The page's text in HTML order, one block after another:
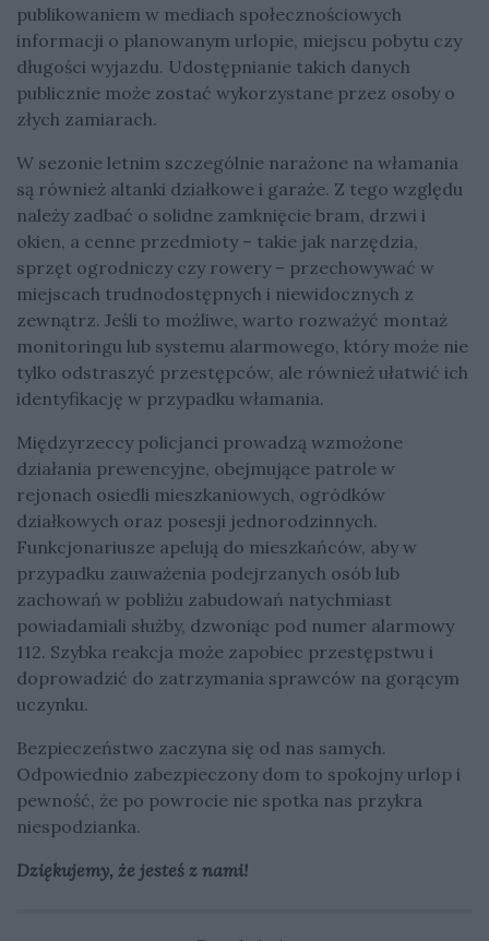
publikowaniem w mediach społecznościowych
informacji o planowanym urlopie, miejscu pobytu czy
długości wyjazdu. Udostępnianie takich danych
publicznie może zostać wykorzystane przez osoby o
złych zamiarach.
W sezonie letnim szczególnie narażone na włamania
są również altanki działkowe i garaże. Z tego względu
należy zadbać o solidne zamknięcie bram, drzwi i
okien, a cenne przedmioty – takie jak narzędzia,
sprzęt ogrodniczy czy rowery – przechowywać w
miejscach trudnodostępnych i niewidocznych z
zewnątrz. Jeśli to możliwe, warto rozważyć montaż
monitoringu lub systemu alarmowego, który może nie
tylko odstraszyć przestępców, ale również ułatwić ich
identyfikację w przypadku włamania.
Międzyrzeccy policjanci prowadzą wzmożone
działania prewencyjne, obejmujące patrole w
rejonach osiedli mieszkaniowych, ogródków
działkowych oraz posesji jednorodzinnych.
Funkcjonariusze apelują do mieszkańców, aby w
przypadku zauważenia podejrzanych osób lub
zachowań w pobliżu zabudowań natychmiast
powiadamiali służby, dzwoniąc pod numer alarmowy
112. Szybka reakcja może zapobiec przestępstwu i
doprowadzić do zatrzymania sprawców na gorącym
uczynku.
Bezpieczeństwo zaczyna się od nas samych.
Odpowiednio zabezpieczony dom to spokojny urlop i
pewność, że po powrocie nie spotka nas przykra
niespodzianka.
Dziękujemy, że jesteś z nami!